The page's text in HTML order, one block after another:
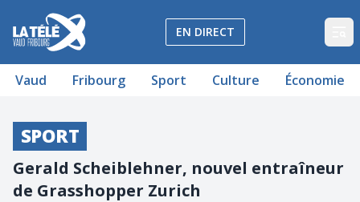
La Télé - Télévision régionale Vaud et Fribourg
EN DIRECT
Vaud Fribourg Sport Culture Économie
SPORT
Gerald Scheiblehner, nouvel entraîneur
de Grasshopper Zurich